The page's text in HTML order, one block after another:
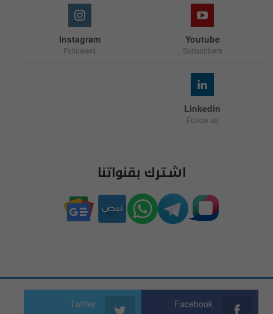
Youtube
Subscribers
Instagram
Followers
Linkedin
Follow us
اشترك بقنواتنا
Facebook
Twitter